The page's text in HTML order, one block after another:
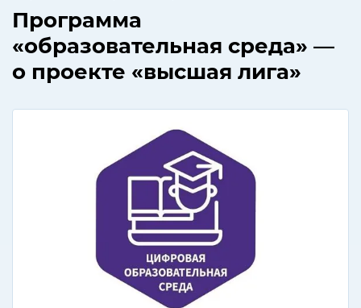
Программа
«образовательная среда» —
о проекте «высшая лига»